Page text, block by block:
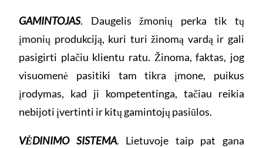
GAMINTOJAS. Daugelis žmonių perka tik tų
įmonių produkciją, kuri turi žinomą vardą ir gali
pasigirti plačiu klientu ratu. Žinoma, faktas, jog
visuomenė pasitiki tam tikra įmone, puikus
įrodymas, kad ji kompetentinga, tačiau reikia
nebijoti įvertinti ir kitų gamintojų pasiūlos.
VĖDINIMO SISTEMA. Lietuvoje taip pat gana